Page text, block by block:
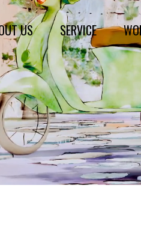
US SERVICE